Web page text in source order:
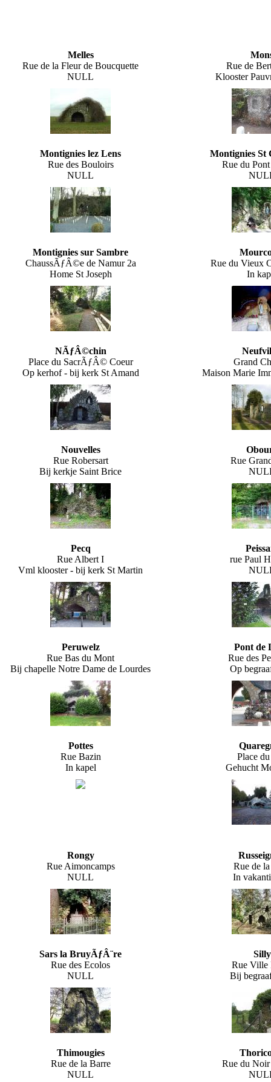
Melles
Rue de la Fleur de Boucquette
NULL
Rue de
Klooster
Montignies lez Lens
Rue des Bouloirs
NULL
Montignies St
Rue du
Montignies sur Sambre
ChaussÃƒÂ©e de Namur 2a
Home St Joseph
Rue du Vieux
In
NÃƒÂ©chin
Place du SacrÃƒÂ© Coeur
Op kerhof - bij kerk St Amand
Grand
Maison Marie
Nouvelles
Rue Robersart
Bij kerkje Saint Brice
Rue
Pecq
Rue Albert I
Vml klooster - bij kerk St Martin
rue Paul
Peruwelz
Rue Bas du Mont
Bij chapelle Notre Dame de Lourdes
Pont de
Rue des
Op
Pottes
Rue Bazin
In kapel
Place
Gehucht
Rongy
Rue Aimoncamps
NULL
Rue de
In
Sars la BruyÃƒÂ¨re
Rue des Ecolos
NULL
Silly
Rue Ville
Bij
Thimougies
Rue de la Barre
NULL
Rue du Noir